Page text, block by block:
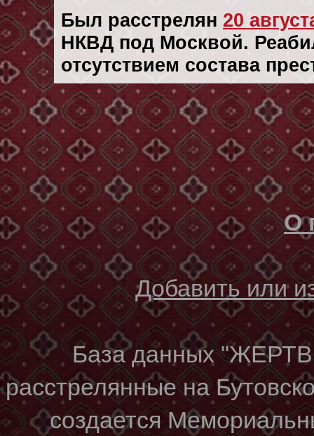
Был расстрелян 20
НКВД под Москвой.
отсутствием состава
О
Добавить или
База данных
расстрелянные на
создается